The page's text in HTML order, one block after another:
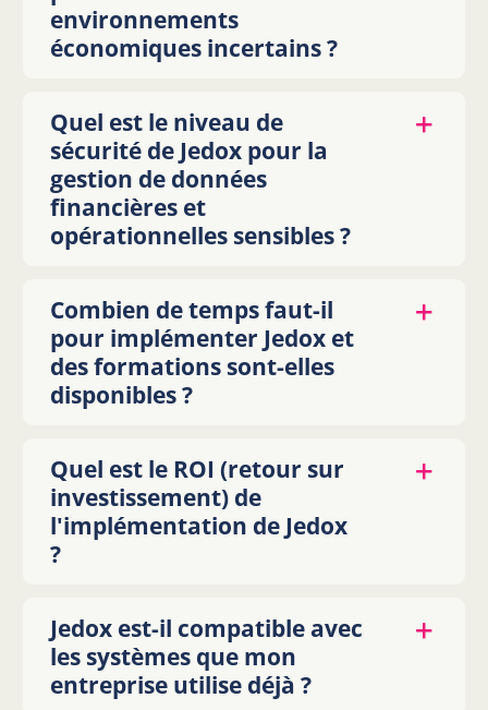
environnements
économiques incertains ?
Quel est le niveau de
sécurité de Jedox pour la
gestion de données
financières et
opérationnelles sensibles ?
Combien de temps faut-il
pour implémenter Jedox et
des formations sont-elles
disponibles ?
Quel est le ROI (retour sur
investissement) de
l'implémentation de Jedox
?
Jedox est-il compatible avec
les systèmes que mon
entreprise utilise déjà ?